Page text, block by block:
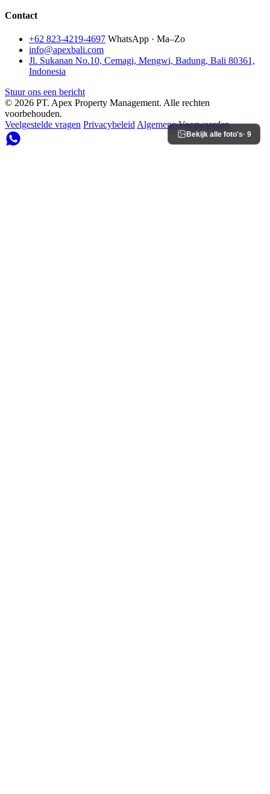
Bekijk alle foto's· 9
Contact
+62 823-4219-4697 WhatsApp · Ma–Zo
info@apexbali.com
Jl. Sukanan No.10, Cemagi, Mengwi, Badung, Bali 80361,
Indonesia
Stuur ons een bericht
© 2026 PT. Apex Property Management. Alle rechten
voorbehouden.
Veelgestelde vragen Privacybeleid Algemene Voorwaarden